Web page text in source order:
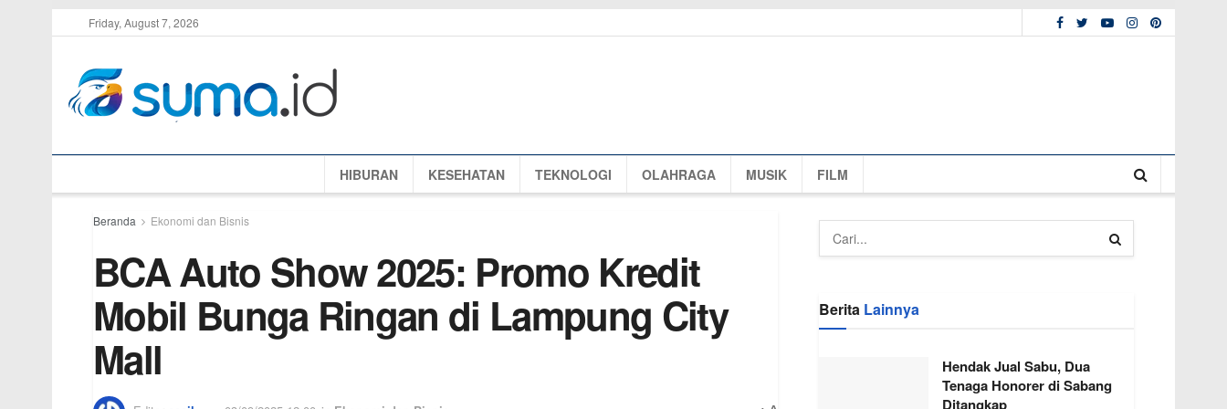
Friday, August 7, 2026
HIBURAN KESEHATAN TEKNOLOGI OLAHRAGA MUSIK FILM
Beranda Ekonomi dan Bisnis
BCA Auto Show 2025: Promo Kredit
Mobil Bunga Ringan di Lampung City
Mall
Berita Lainnya
Hendak Jual Sabu, Dua
Tenaga Honorer di Sabang
Ditangkap